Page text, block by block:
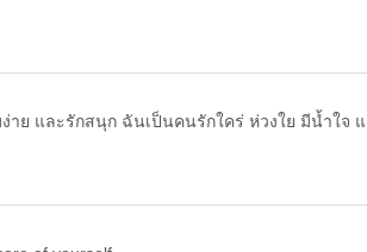
าย และรักสนุก ฉันเป็นคนรักใคร่ ห่วงใย มีน้ำใจ